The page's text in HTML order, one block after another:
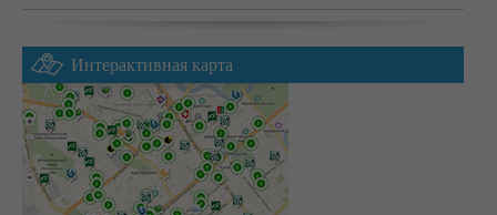
Интерактивная карта